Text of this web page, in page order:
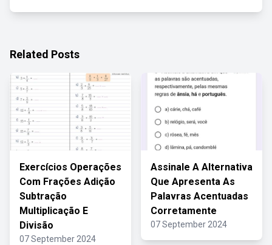
Related Posts
Exercícios Operações
Com Frações Adição
Subtração
Multiplicação E
Divisão
07 September 2024
Assinale A Alternativa
Que Apresenta As
Palavras Acentuadas
Corretamente
07 September 2024